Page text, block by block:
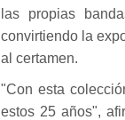
las propias
convirtiendo la
al certamen.
"Con esta
estos 25 años",